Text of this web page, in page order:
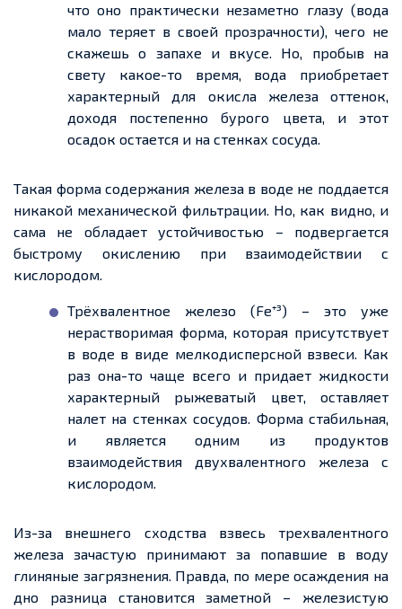
что оно практически незаметно глазу (вода
мало теряет в своей прозрачности), чего не
скажешь о запахе и вкусе. Но, пробыв на
свету какое-то время, вода приобретает
характерный для окисла железа оттенок,
доходя постепенно бурого цвета, и этот
осадок остается и на стенках сосуда.
Такая форма содержания железа в воде не поддается
никакой механической фильтрации. Но, как видно, и
сама не обладает устойчивостью – подвергается
быстрому окислению при взаимодействии с
кислородом.
Трёхвалентное железо (Fe⁺³) – это уже
нерастворимая форма, которая присутствует
в воде в виде мелкодисперсной взвеси. Как
раз она-то чаще всего и придает жидкости
характерный рыжеватый цвет, оставляет
налет на стенках сосудов. Форма стабильная,
и является одним из продуктов
взаимодействия двухвалентного железа с
кислородом.
Из-за внешнего сходства взвесь трехвалентного
железа зачастую принимают за попавшие в воду
глиняные загрязнения. Правда, по мере осаждения на
дно разница становится заметной – железистую